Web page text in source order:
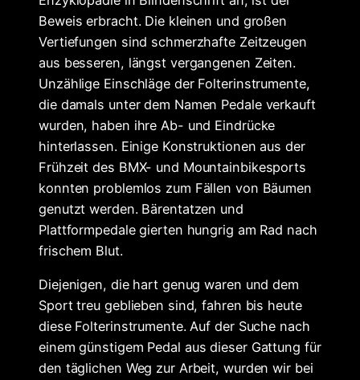
Beweis erbracht. Die kleinen und großen
Vertiefungen sind schmerzhafte Zeitzeugen
aus besseren, längst vergangenen Zeiten.
Unzählige Einschläge der Folterinstrumente,
die damals unter dem Namen Pedale verkauft
wurden, haben ihre Ab- und Eindrücke
hinterlassen. Einige Konstruktionen aus der
Frühzeit des BMX- und Mountainbikesports
konnten problemlos zum Fällen von Bäumen
genutzt werden. Bärentatzen und
Plattformpedale gierten hungrig am Rad nach
frischem Blut.
Diejenigen, die hart genug waren und dem
Sport treu geblieben sind, fahren bis heute
diese Folterinstrumente. Auf der Suche nach
einem günstigem Pedal aus dieser Gattung für
den täglichen Weg zur Arbeit, wurden wir bei